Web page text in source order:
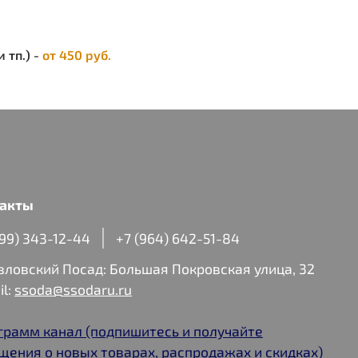
тп.) - от 450 руб.
343-12-44
+7 (964) 642-51-84
Посад: Большая Покровская улица, 32
ssoda@ssodaru.ru
канал (подпишитесь и получайте
о новых товарах, распродажах и скидках)